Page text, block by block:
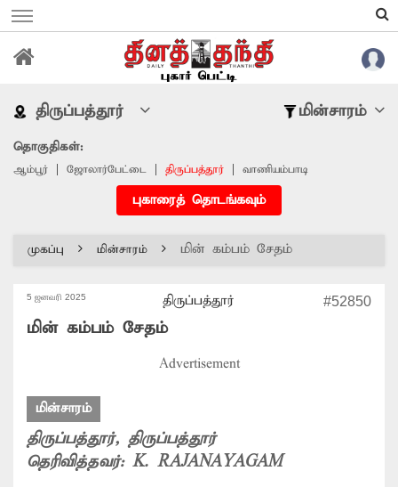
திருப்பத்தூர் மின்சாரம்
தொகுதிகள்:
ஆம்பூர் ஜோலார்பேட்டை திருப்பத்தூர் வாணியம்பாடி
புகாரைத் தொடங்கவும்
முகப்பு மின்சாரம் மின் கம்பம் சேதம்
5 ஜனவரி 2025 திருப்பத்தூர் #52850
மின் கம்பம் சேதம்
Advertisement
மின்சாரம்
திருப்பத்தூர், திருப்பத்தூர்
தெரிவித்தவர்: K. RAJANAYAGAM